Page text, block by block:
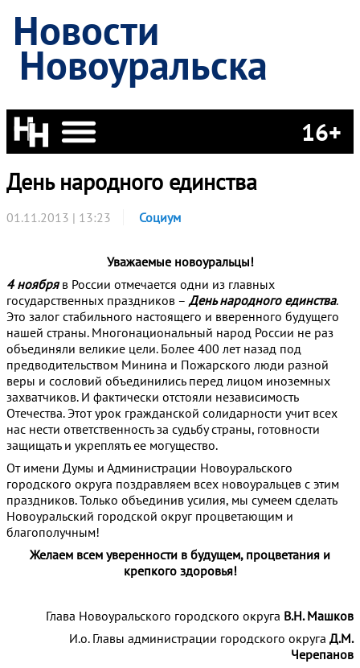
Новости
Новоуральска
16+
День народного единства
01.11.2013 | 13:23 Социум
Уважаемые новоуральцы!
4 ноябряв России отмечается одни из главных
государственных праздников – День народного единства.
Это залог стабильного настоящего и вверенного будущего
нашей страны. Многонациональный народ России не раз
объединяли великие цели. Более 400 лет назад под
предводительством Минина и Пожарского люди разной
веры и сословий объединились перед лицом иноземных
захватчиков. И фактически отстояли независимость
Отечества. Этот урок гражданской солидарности учит всех
нас нести ответственность за судьбу страны, готовности
защищать и укреплять ее могущество.
От имени Думы и Администрации Новоуральского
городского округа поздравляем всех новоуральцев с этим
праздников. Только объединив усилия, мы сумеем сделать
Новоуральский городской округ процветающим и
благополучным!
Желаем всем уверенности в будущем, процветания и
крепкого здоровья!
Глава Новоуральского городского округа В.Н. Машков
И.о. Главы администрации городского округа Д.М.
Черепанов